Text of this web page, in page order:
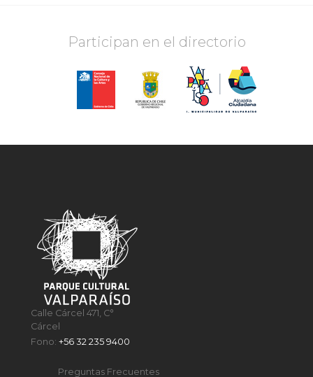
Participan en el directorio
Calle Cárcel 471, C°
Cárcel
Fono:+56 32 235 9400
Preguntas Frecuentes